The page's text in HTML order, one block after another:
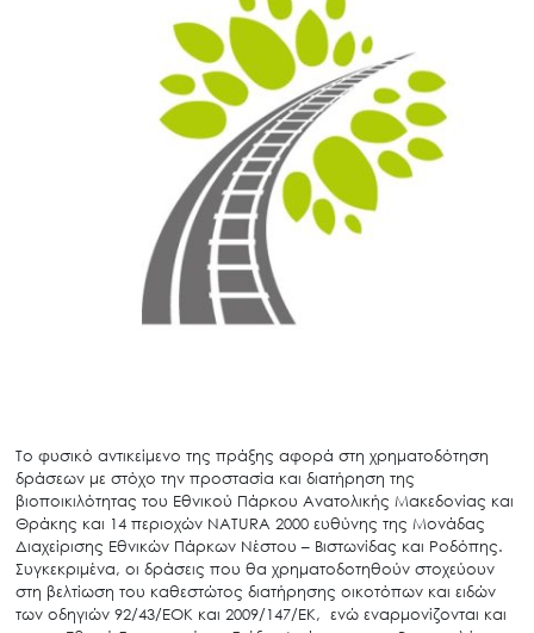
Το φυσικό αντικείμενο της πράξης αφορά στη χρηματοδότηση
δράσεων με στόχο την προστασία και διατήρηση της
βιοποικιλότητας του Εθνικού Πάρκου Ανατολικής Μακεδονίας και
Θράκης και 14 περιοχών NATURA 2000 ευθύνης της Μονάδας
Διαχείρισης Εθνικών Πάρκων Νέστου – Βιστωνίδας και Ροδόπης.
Συγκεκριμένα, οι δράσεις που θα χρηματοδοτηθούν στοχεύουν
στη βελτίωση του καθεστώτος διατήρησης οικοτόπων και ειδών
των οδηγιών 92/43/ΕΟΚ και 2009/147/ΕΚ, ενώ εναρμονίζονται και